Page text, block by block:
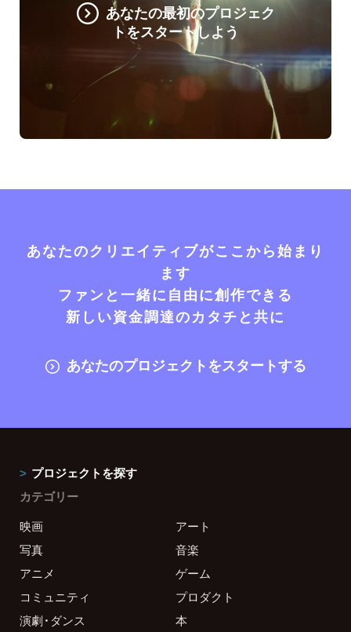
あなたの最初のプロジェク
トをスタートしよう
あなたのクリエイティブがここから始まり
ます
ファンと一緒に自由に創作できる
新しい資金調達のカタチと共に
あなたのプロジェクトをスタートする
プロジェクトを探す
カテゴリー
映画
アート
写真
音楽
アニメ
ゲーム
コミュニティ
プロダクト
演劇・ダンス
本